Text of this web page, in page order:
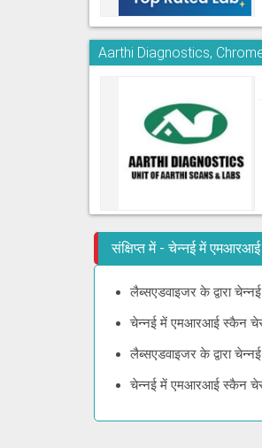
Aarthi Diagnostics,
संक्षिप्त में - चेन्नई में
लैब्सएडवाइजर के द्वारा
चेन्नई में एमआरआई स्कैन
लैब्सएडवाइजर के द्वारा
चेन्नई में एमआरआई स्कैन